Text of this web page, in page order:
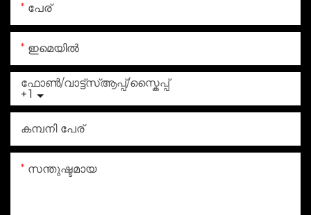
പേര്
ഇമെയിൽ
+1
ഫോൺ/വാട്ട്‌സ്ആപ്പ്/സ്കൈപ്പ്
കമ്പനി പേര്
സന്തുഷ്ടമായ